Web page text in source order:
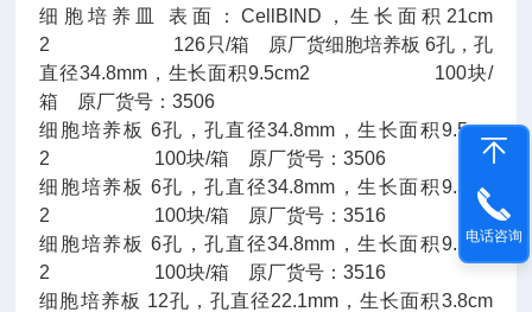
细胞培养皿 表面：CellBIND，生长面积21cm
2 126只/箱 原厂货细胞培养板 6孔，孔
直径34.8mm，生长面积9.5cm2 100块/
箱 原厂货号：3506
细胞培养板 6孔，孔直径34.8mm，生长面积9.5cm
2 100块/箱 原厂货号：3506
细胞培养板 6孔，孔直径34.8mm，生长面积9.5cm
2 100块/箱 原厂货号：3516
细胞培养板 6孔，孔直径34.8mm，生长面积9.5cm
2 100块/箱 原厂货号：3516
细胞培养板 12孔，孔直径22.1mm，生长面积3.8cm
电话咨询